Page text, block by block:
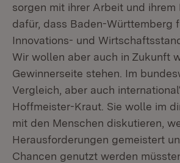
sorgen mit ihrer Arbeit und ihrem
dafür, dass Baden-Württemberg
Innovations- und
Wir wollen aber auch in Zukunft
Gewinnerseite stehen. Im
Vergleich, aber auch
Hoffmeister-Kraut. Sie wolle im
mit den Menschen diskutieren,
Herausforderungen gemeistert
Chancen genutzt werden